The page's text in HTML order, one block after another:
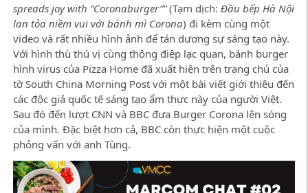
spreads joy with “Coronaburger””(Tạm dịch: Đầu bếp Hà Nội
lan tỏa niềm vui với bánh mì Corona) đi kèm cùng một
video và rất nhiều hình ảnh để tán dương sự sáng tạo này.
Với hình thù thú vị cùng thông điệp lạc quan, bánh burger
hình virus của Pizza Home đã xuất hiện trên trang chủ của
tờ South China Morning Post với một bài viết giới thiệu đến
các độc giả quốc tế sáng tạo ẩm thực này của người Việt.
Sau đó đến lượt CNN và BBC đưa Burger Corona lên sóng
của mình. Đặc biệt hơn cả, BBC còn thực hiện một cuộc
phỏng vấn với anh Tùng.